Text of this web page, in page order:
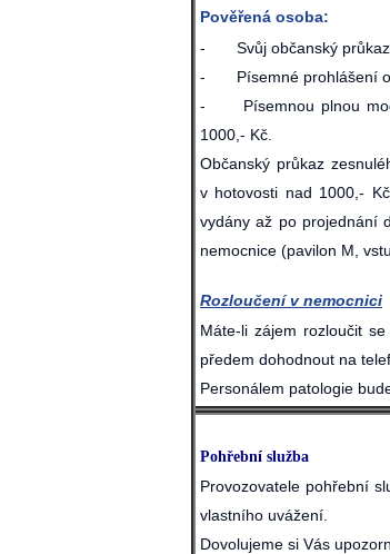
Pověřená osoba:
- Svůj občanský průkaz.
- Písemné prohlášení
- Písemnou plnou moc
1000,- Kč.
Občanský průkaz
v hotovosti nad 1000,-
vydány až po projednání
nemocnice (pavilon M,
Rozloučení v nemocnici
Máte-li zájem rozloučit
předem dohodnout na
Personálem patologie
Pohřební služba
Provozovatele pohřební
vlastního uvážení.
Dovolujeme si Vás